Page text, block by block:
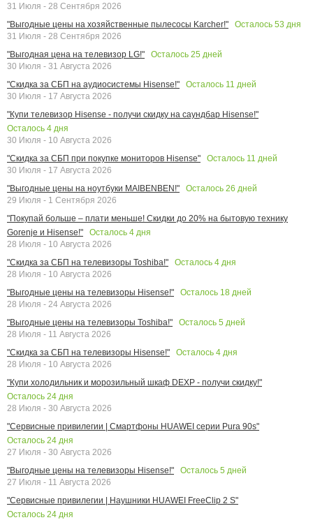
31 Июля - 28 Сентября 2026
"Выгодные цены на хозяйственные пылесосы Karcher!"
Осталось 53 дня
31 Июля - 28 Сентября 2026
"Выгодная цена на телевизор LG!"
Осталось 25 дней
30 Июля - 31 Августа 2026
"Скидка за СБП на аудиосистемы Hisense!"
Осталось 11 дней
30 Июля - 17 Августа 2026
"Купи телевизор Hisense - получи скидку на саундбар Hisense!"
Осталось 4 дня
30 Июля - 10 Августа 2026
"Скидка за СБП при покупке мониторов Hisense"
Осталось 11 дней
30 Июля - 17 Августа 2026
"Выгодные цены на ноутбуки MAIBENBEN!"
Осталось 26 дней
29 Июля - 1 Сентября 2026
"Покупай больше – плати меньше! Скидки до 20% на бытовую технику
Gorenje и Hisense!"
Осталось 4 дня
28 Июля - 10 Августа 2026
"Скидка за СБП на телевизоры Toshiba!"
Осталось 4 дня
28 Июля - 10 Августа 2026
"Выгодные цены на телевизоры Hisense!"
Осталось 18 дней
28 Июля - 24 Августа 2026
"Выгодные цены на телевизоры Toshiba!"
Осталось 5 дней
28 Июля - 11 Августа 2026
"Скидка за СБП на телевизоры Hisense!"
Осталось 4 дня
28 Июля - 10 Августа 2026
"Купи холодильник и морозильный шкаф DEXP - получи скидку!"
Осталось 24 дня
28 Июля - 30 Августа 2026
"Сервисные привилегии | Смартфоны HUAWEI серии Pura 90s"
Осталось 24 дня
27 Июля - 30 Августа 2026
"Выгодные цены на телевизоры Hisense!"
Осталось 5 дней
27 Июля - 11 Августа 2026
"Сервисные привилегии | Наушники HUAWEI FreeClip 2 S"
Осталось 24 дня